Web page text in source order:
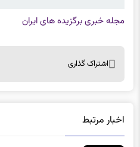
اخبار مرتبط